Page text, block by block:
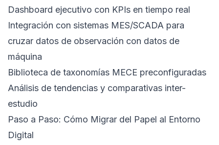
Dashboard ejecutivo con KPIs en tiempo real
Integración con sistemas MES/SCADA para
cruzar datos de observación con datos de
máquina
Biblioteca de taxonomías MECE preconfiguradas
Análisis de tendencias y comparativas inter-
estudio
Paso a Paso: Cómo Migrar del Papel al Entorno
Digital